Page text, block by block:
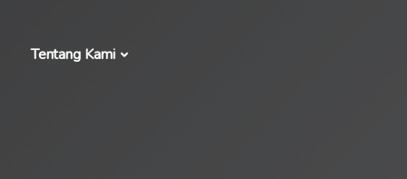
Tentang Kami